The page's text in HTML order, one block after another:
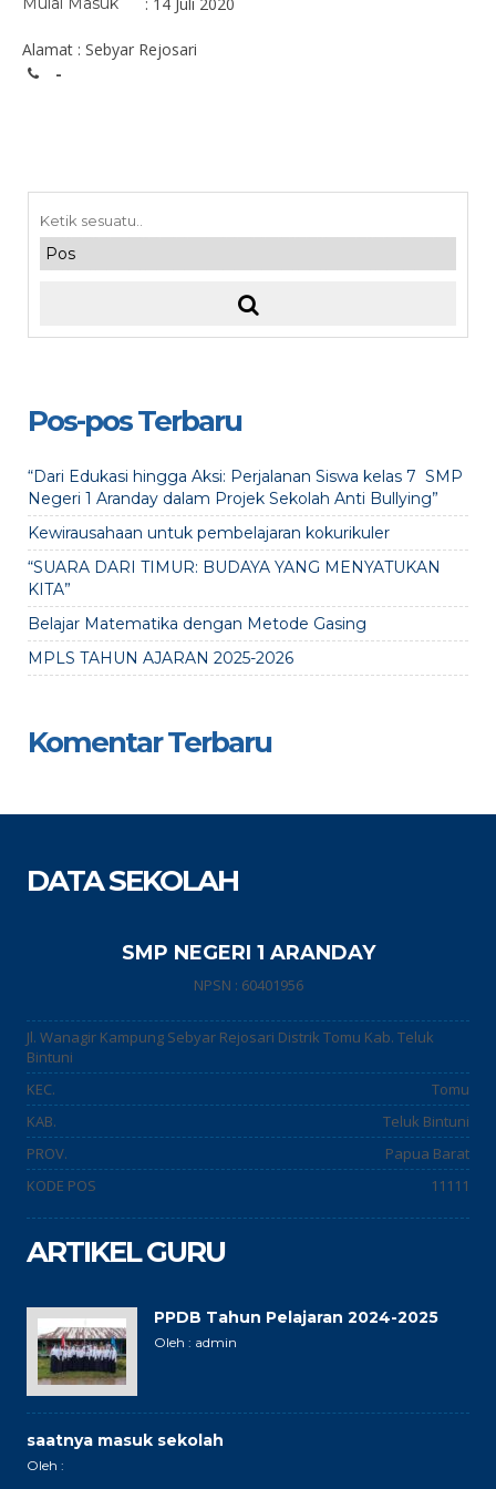
Alamat : Sebyar Rejosari
-
Pos-pos Terbaru
“Dari Edukasi hingga Aksi: Perjalanan Siswa kelas 7 SMP
Negeri 1 Aranday dalam Projek Sekolah Anti Bullying”
Kewirausahaan untuk pembelajaran kokurikuler
“SUARA DARI TIMUR: BUDAYA YANG MENYATUKAN
KITA”
Belajar Matematika dengan Metode Gasing
MPLS TAHUN AJARAN 2025-2026
Komentar Terbaru
DATA SEKOLAH
SMP NEGERI 1 ARANDAY
NPSN : 60401956
Jl. Wanagir Kampung Sebyar Rejosari Distrik Tomu Kab. Teluk
Bintuni
KEC.
Tomu
KAB.
Teluk Bintuni
PROV.
Papua Barat
KODE POS
11111
ARTIKEL GURU
PPDB Tahun Pelajaran 2024-2025
Oleh : admin
saatnya masuk sekolah
Oleh :